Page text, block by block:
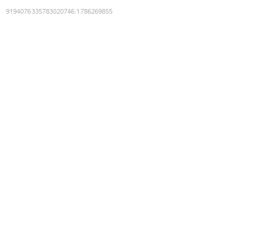
9194076335783020746:1786269855